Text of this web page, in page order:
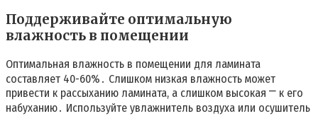
Поддерживайте оптимальную
влажность в помещении
Оптимальная влажность в помещении для ламината
составляет 40-60%․ Слишком низкая влажность может
привести к рассыханию ламината, а слишком высокая ⎻ к его
набуханию․ Используйте увлажнитель воздуха или осушитель